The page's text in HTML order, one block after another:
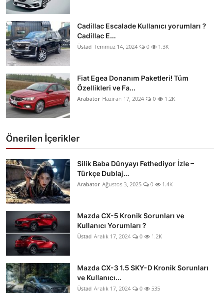
Cadillac Escalade Kullanıcı yorumları ?
Cadillac E...
Üstad Temmuz 14, 2024 0 1.3K
Fiat Egea Donanım Paketleri! Tüm
Özellikleri ve Fa...
Arabator Haziran 17, 2024 0 1.2K
Önerilen İçerikler
Silik Baba Dünyayı Fethediyor İzle –
Türkçe Dublaj...
Arabator Ağustos 3, 2025 0 1.4K
Mazda CX-5 Kronik Sorunları ve
Kullanıcı Yorumları ?
Üstad Aralık 17, 2024 0 1.2K
Mazda CX-3 1.5 SKY-D Kronik Sorunları
ve Kullanıcı...
Üstad Aralık 17, 2024 0 535